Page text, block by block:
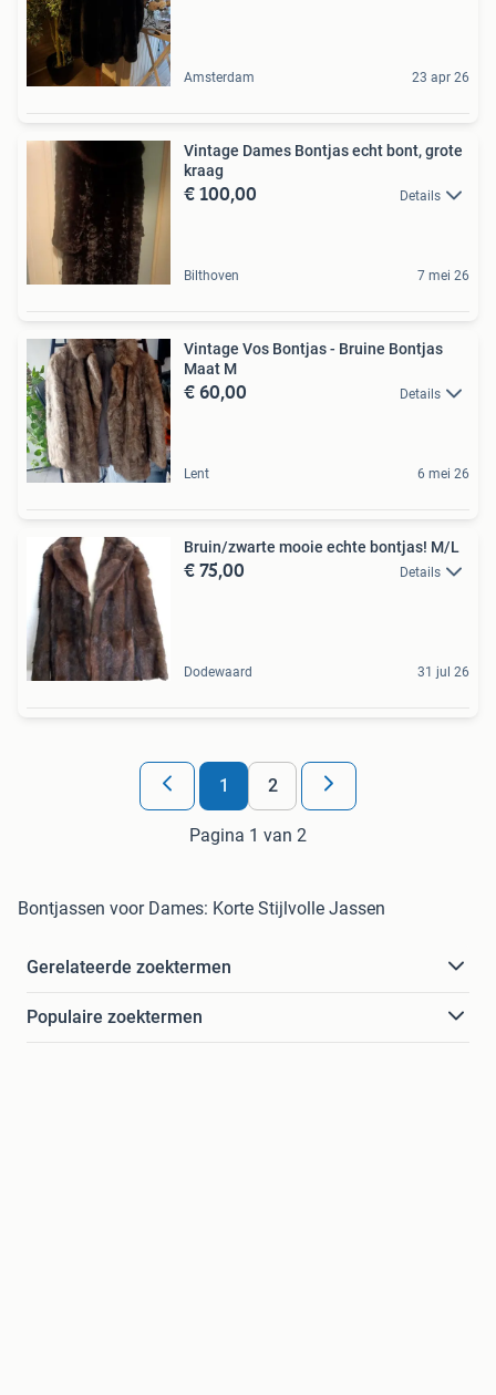
Amsterdam 23 apr 26
Vintage Dames Bontjas echt bont, grote
kraag
€ 100,00 Details
Bilthoven 7 mei 26
Vintage Vos Bontjas - Bruine Bontjas
Maat M
€ 60,00 Details
Lent 6 mei 26
Bruin/zwarte mooie echte bontjas! M/L
€ 75,00 Details
Dodewaard 31 jul 26
1 2
Pagina 1 van 2
Bontjassen voor Dames: Korte Stijlvolle Jassen
Gerelateerde zoektermen
Populaire zoektermen